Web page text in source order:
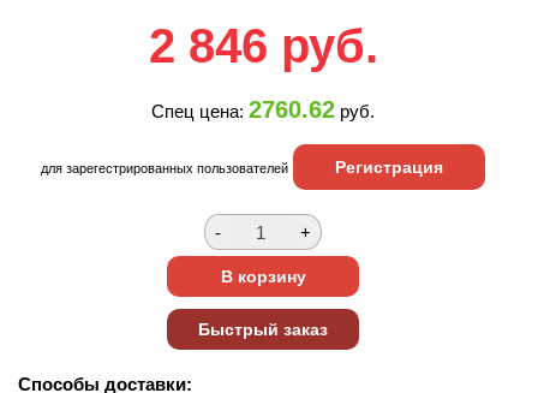
2 846 руб.
Спец цена: 2760.62 руб.
для зарегестрированных пользователей Регистрация
Способы доставки: